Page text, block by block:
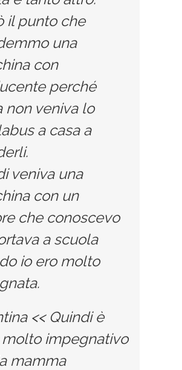
il punto che
una
con
perché
non veniva lo
a casa a
veniva una
con un
che conoscevo
a scuola
io ero molto
<< Quindi è
impegnativo
mamma